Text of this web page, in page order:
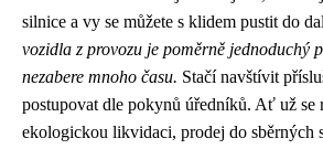
silnice a vy se můžete s klidem pustit do
vozidla z provozu je poměrně jednoduchý
nezabere mnoho času. Stačí navštívit
postupovat dle pokynů úředníků. Ať už se
ekologickou likvidaci, prodej do sběrných